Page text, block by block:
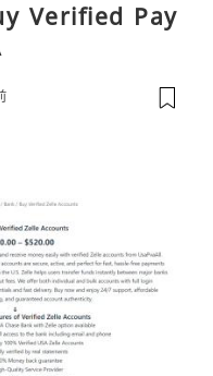
Verified Pay